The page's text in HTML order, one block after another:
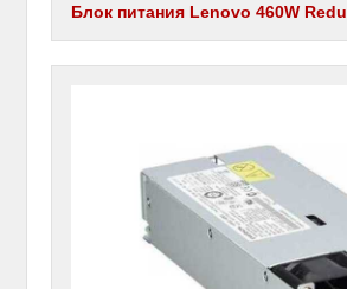
Блок питания Lenovo 460W